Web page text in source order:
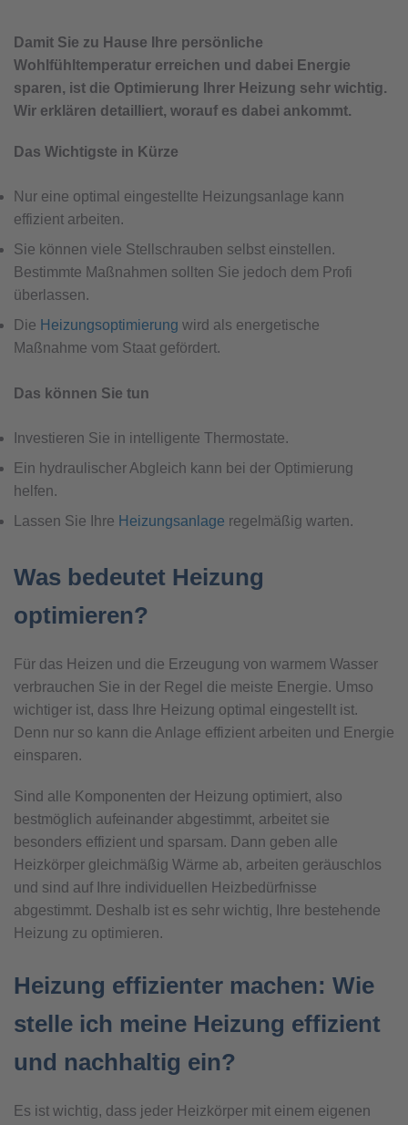
Damit Sie zu Hause Ihre persönliche
Wohlfühltemperatur erreichen und dabei Energie
sparen, ist die Optimierung Ihrer Heizung sehr wichtig.
Wir erklären detailliert, worauf es dabei ankommt.
Das Wichtigste in Kürze
Nur eine optimal eingestellte Heizungsanlage kann
effizient arbeiten.
Sie können viele Stellschrauben selbst einstellen.
Bestimmte Maßnahmen sollten Sie jedoch dem Profi
überlassen.
Die Heizungsoptimierung wird als energetische
Maßnahme vom Staat gefördert.
Das können Sie tun
Investieren Sie in intelligente Thermostate.
Ein hydraulischer Abgleich kann bei der Optimierung
helfen.
Lassen Sie Ihre Heizungsanlage regelmäßig warten.
Was bedeutet Heizung
optimieren?
Für das Heizen und die Erzeugung von warmem Wasser
verbrauchen Sie in der Regel die meiste Energie. Umso
wichtiger ist, dass Ihre Heizung optimal eingestellt ist.
Denn nur so kann die Anlage effizient arbeiten und Energie
einsparen.
Sind alle Komponenten der Heizung optimiert, also
bestmöglich aufeinander abgestimmt, arbeitet sie
besonders effizient und sparsam. Dann geben alle
Heizkörper gleichmäßig Wärme ab, arbeiten geräuschlos
und sind auf Ihre individuellen Heizbedürfnisse
abgestimmt. Deshalb ist es sehr wichtig, Ihre bestehende
Heizung zu optimieren.
Heizung effizienter machen: Wie
stelle ich meine Heizung effizient
und nachhaltig ein?
Es ist wichtig, dass jeder Heizkörper mit einem eigenen